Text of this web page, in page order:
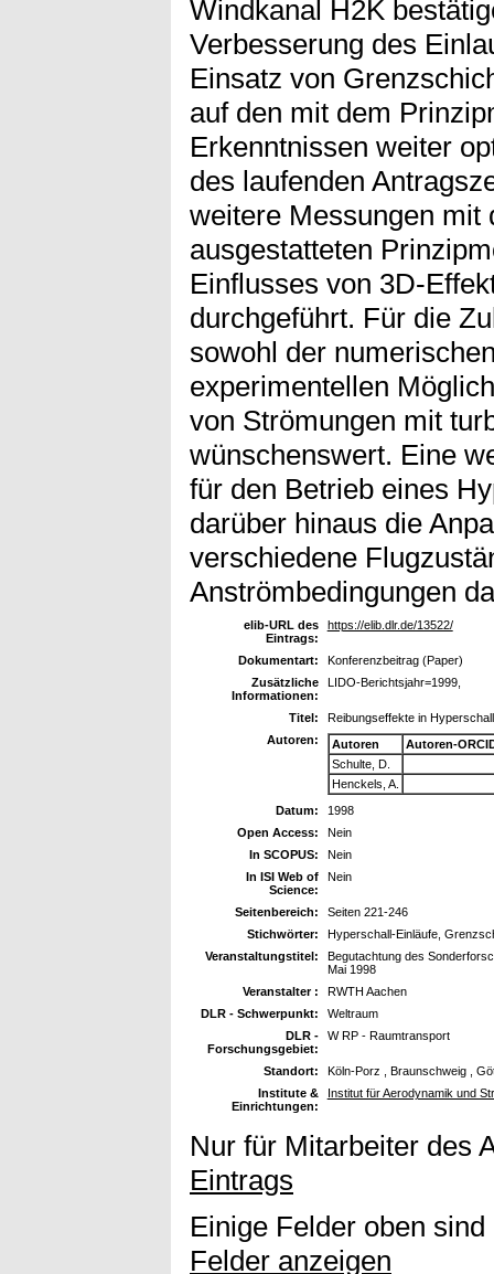
Windkanal H2K
Verbesserung des
Einsatz von
auf den mit dem
Erkenntnissen weiter
des laufenden
weitere Messungen mit
ausgestatteten
Einflusses von 3D-
durchgeführt. Für die
sowohl der
experimentellen
von Strömungen mit
wünschenswert. Eine
für den Betrieb eines
darüber hinaus die
verschiedene
Anströmbedingungen
elib-URL des
Eintrags:
https://elib.dlr.de/13522/
Dokumentart:
Konferenzbeitrag (Paper)
Zusätzliche
Informationen:
LIDO-Berichtsjahr=1999,
Titel:
Reibungseffekte in
Autoren:
Autoren
Autoren-
Schulte, D.
Henckels, A.
Datum:
1998
Open Access:
Nein
In SCOPUS:
Nein
In ISI Web of
Science:
Nein
Seitenbereich:
Seiten 221-246
Stichwörter:
Hyperschall-Einläufe,
Veranstaltungstitel:
Begutachtung des
Mai 1998
Veranstalter :
RWTH Aachen
DLR - Schwerpunkt:
Weltraum
DLR -
Forschungsgebiet:
W RP - Raumtransport
Standort:
Köln-Porz , Braunschweig ,
Institute &
Einrichtungen:
Institut für Aerodynamik und
Nur für Mitarbeiter des
Eintrags
Einige Felder oben
Felder anzeigen